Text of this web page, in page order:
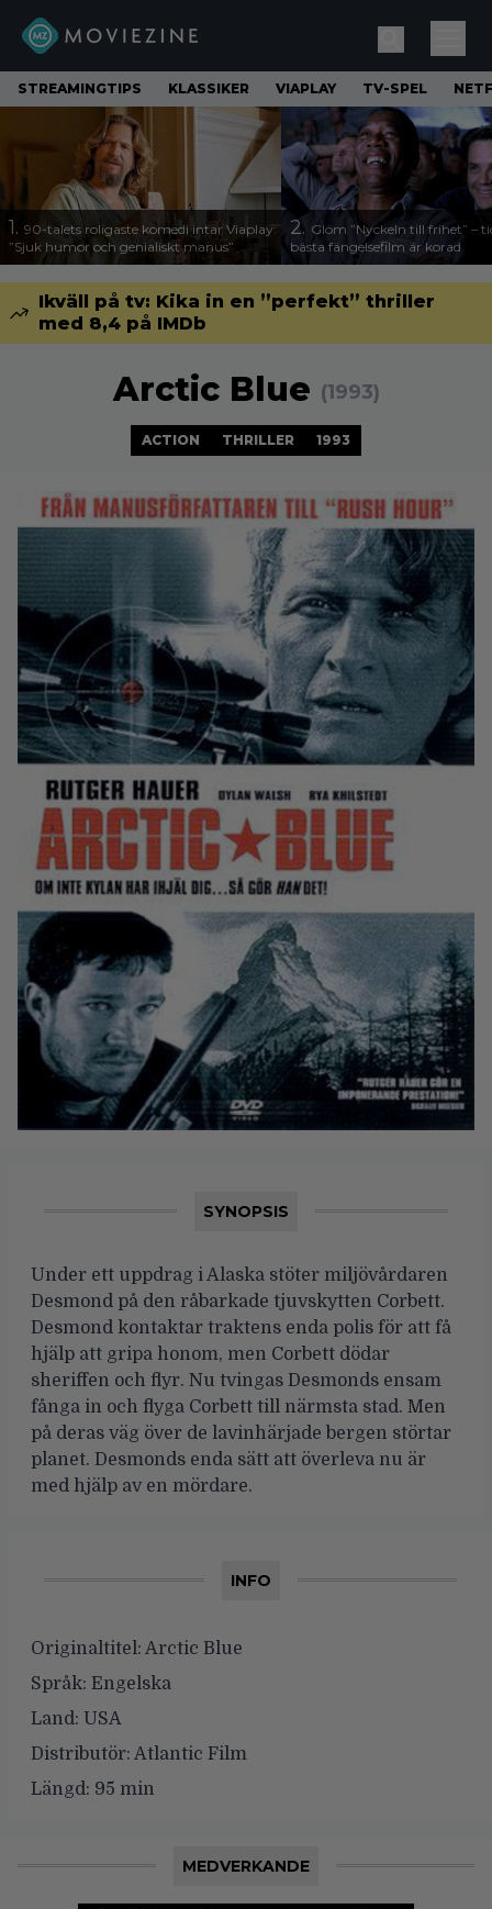
STREAMINGTIPS KLASSIKER VIAPLAY TV-SPEL
1. 90-talets roligaste komedi intar Viaplay:
”Sjuk humor och genialiskt manus”
2. Glöm ”Nyckeln till frihet” –
bästa fängelsefilm är korad
Ikväll på tv: Kika in en ”perfekt” thriller
med 8,4 på IMDb
Arctic Blue (1993)
ACTION THRILLER 1993
SYNOPSIS
Under ett uppdrag i Alaska stöter miljövårdaren
Desmond på den råbarkade tjuvskytten Corbett.
Desmond kontaktar traktens enda polis för att få
hjälp att gripa honom, men Corbett dödar
sheriffen och flyr. Nu tvingas Desmonds ensam
fånga in och flyga Corbett till närmsta stad. Men
på deras väg över de lavinhärjade bergen störtar
planet. Desmonds enda sätt att överleva nu är
med hjälp av en mördare.
INFO
Originaltitel: Arctic Blue
Språk: Engelska
Land: USA
Distributör: Atlantic Film
Längd: 95 min
MEDVERKANDE